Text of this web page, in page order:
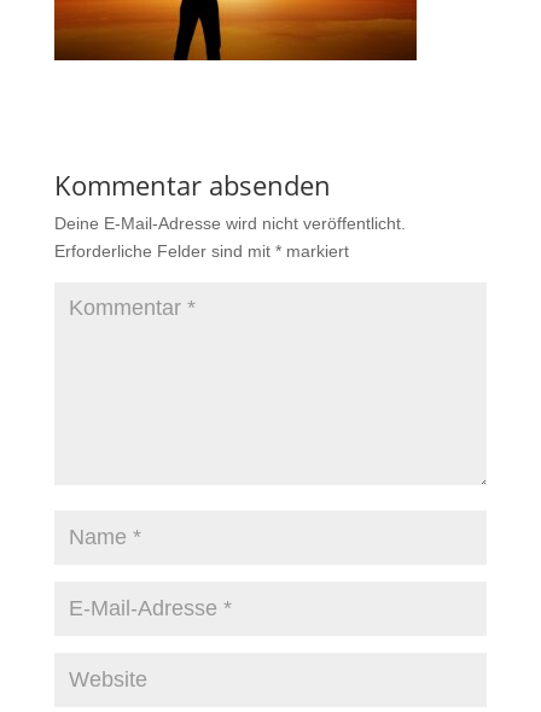
Kommentar absenden
Deine E-Mail-Adresse wird nicht veröffentlicht.
Erforderliche Felder sind mit *markiert